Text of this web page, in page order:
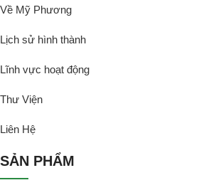
Về Mỹ Phương
Lịch sử hình thành
Lĩnh vực hoạt động
Thư Viện
Liên Hệ
SẢN PHẨM